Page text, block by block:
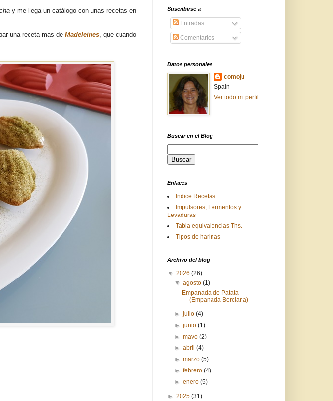
y me llega un catálogo con unas recetas en
una receta mas de Madeleines , que cuando
Suscribirse a
Entradas
Comentarios
Datos personales
comoju
Spain
Ver todo mi perfil
Buscar en el Blog
Enlaces
Indice Recetas
Impulsores, Fermentos y
Levaduras
Tabla equivalencias Ths.
Tipos de harinas
Archivo del blog
▼ 2026 (26)
▼agosto(1)
Empanada de Patata
(Empanada Berciana)
►julio(4)
►junio(1)
►mayo(2)
►abril(4)
►marzo(5)
►febrero(4)
►enero(5)
► 2025 (31)